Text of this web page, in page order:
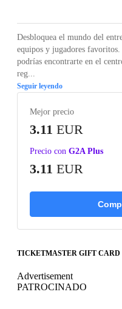
Desbloquea el mundo del
equipos y jugadores
podrías encontrarte en el
reg...
Seguir leyendo
Mejor precio
3.11 EUR
Precio con G2A Plus
3.11 EUR
TICKETMASTER GIFT CARD
Advertisement
PATROCINADO